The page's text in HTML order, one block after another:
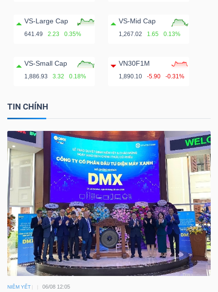
VS-Large Cap
641.49 2.23 0.35%
VS-Mid Cap
1,267.02 1.65 0.13%
VS-Small Cap
1,886.93 3.32 0.18%
VN30F1M
1,890.10 -5.90 -0.31%
TIN CHÍNH
NIÊM YẾT 06/08 12:05